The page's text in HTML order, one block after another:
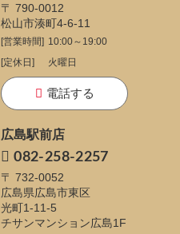
〒 790-0012
松山市湊町4-6-11
[営業時間] 10:00～19:00
[定休日]
火曜日
電話する
広島駅前店
082-258-2257
〒 732-0052
広島県広島市東区
光町1-11-5
チサンマンション広島1F